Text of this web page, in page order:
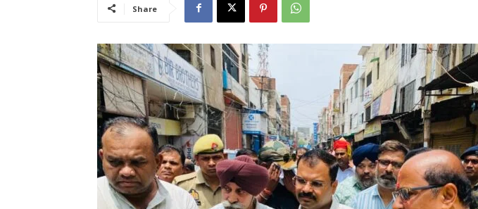
Share